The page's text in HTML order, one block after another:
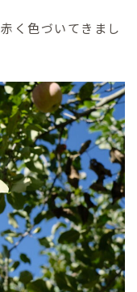
く色づいてきまし